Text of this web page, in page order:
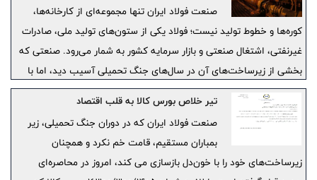
صنعت فولاد ایران تنها مجموعه‌ای از کارخانه‌ها،
کوره‌ها و خطوط تولید نیست؛ فولاد یکی از ستون‌های تولید ملی، صادرات
غیرنفتی، اشتغال صنعتی و بازار سرمایه کشور به شمار می‌رود. صنعتی که
بخشی از زیرساخت‌های آن در سال‌های جنگ تحمیلی آسیب دید، اما با
سرمایه‌گذاری‌های سنگین، تلاش مهندسان و کارگران و تداوم فعالیت
بنگاه‌ها، دوباره بازسازی شد و به جایگاهی راهبردی در اقتصاد ایران رسید.
تیر خلاص بورس کالا به قلب اقتصاد
صنعت فولاد ایران که در دوران جنگ تحمیلی، زیر
بمباران مستقیم، قامت خم نکرد و همچنان
زیرساخت‌های خود را با خون‌دل بازسازی می کند، امروز در محاصره‌ای